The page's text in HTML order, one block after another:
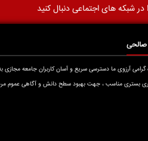
در شبکه های اجتماعی دنبال کنید
گرامی آرزوی ما دسترسی سریع و آسان کاربران جامعه مجازی
بستری مناسب ، جهت بهبود سطح دانش و آگاهی عموم